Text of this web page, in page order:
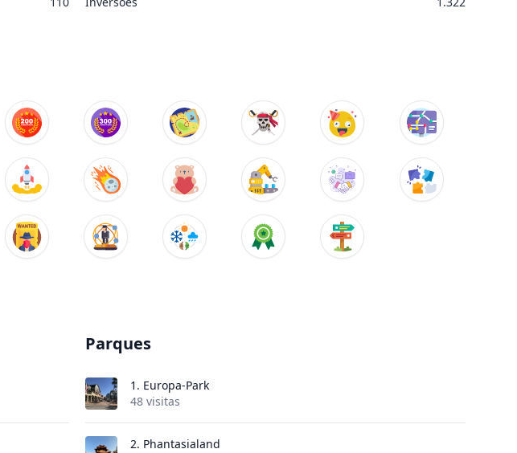
Parques
1. Europa-Park
48 visitas
2. Phantasialand